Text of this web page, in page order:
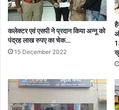
कलेक्टर एवं एसपी ने प्रदान किया अन्नू को
पंद्रह लाख रुपए का चेक…
15 December 2022